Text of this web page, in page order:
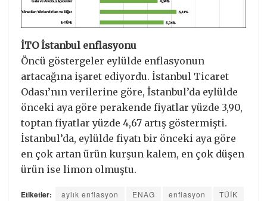
İTO İstanbul enflasyonu
Öncü göstergeler eylülde enflasyonun
artacağına işaret ediyordu. İstanbul Ticaret
Odası’nın verilerine göre, İstanbul’da eylülde
önceki aya göre perakende fiyatlar yüzde 3,90,
toptan fiyatlar yüzde 4,67 artış göstermişti.
İstanbul’da, eylülde fiyatı bir önceki aya göre
en çok artan ürün kurşun kalem, en çok düşen
ürün ise limon olmuştu.
Etiketler: aylık enflasyon ENAG enflasyon
TÜİK